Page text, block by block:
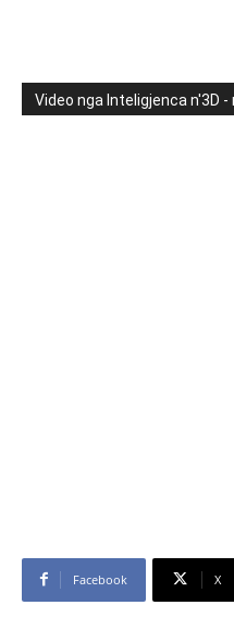
Video nga Inteligjenca n'3D
Facebook X